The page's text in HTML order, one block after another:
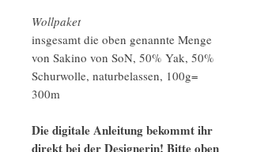
Wollpaket
insgesamt die oben genannte Menge
von Sakino von SoN, 50% Yak, 50%
Schurwolle, naturbelassen, 100g=
300m
Die digitale Anleitung bekommt ihr
direkt bei der Designerin! Bitte oben